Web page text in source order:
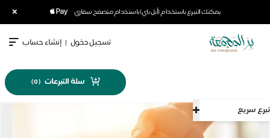
يمكنك التبرع باستخدام (أبل باي) باستخدام متصفح سفاري ×
تبرع سريع
تسجيل دخول | إنشاء حساب
سلة التبرعات (
0
)